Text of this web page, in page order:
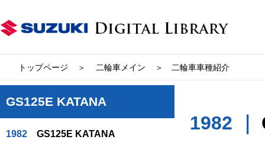
トップページ 二輪車メイン 二輪車車種紹介
GS125E KATANA
1982 GS125E KATANA
1982 ｜